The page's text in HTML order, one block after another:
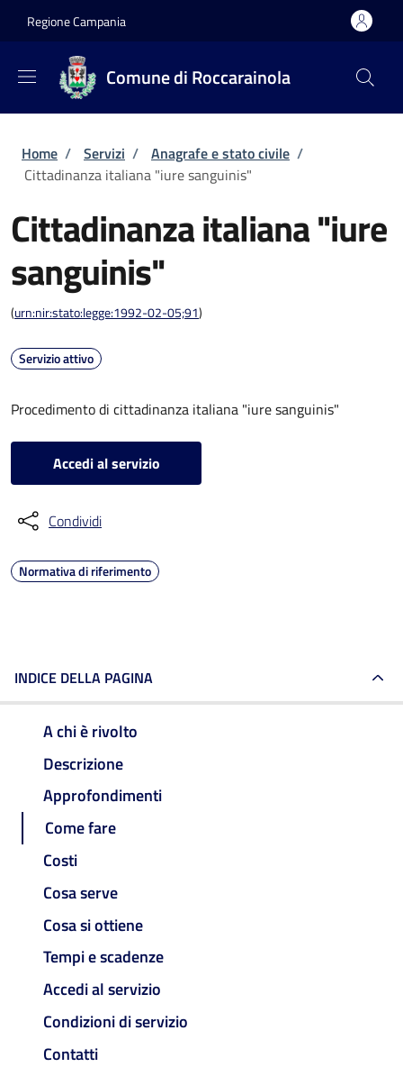
Regione Campania
Comune di Roccarainola
Briciole di pane
Home / Servizi / Anagrafe e stato civile /
Cittadinanza italiana "iure sanguinis"
Cittadinanza italiana "iure
sanguinis"
(urn:nir:stato:legge:1992-02-05;91)
Servizio attivo
Procedimento di cittadinanza italiana "iure sanguinis"
Accedi al servizio
Condividi
Normativa di riferimento
INDICE DELLA PAGINA
A chi è rivolto
Descrizione
Approfondimenti
Come fare
Costi
Cosa serve
Cosa si ottiene
Tempi e scadenze
Accedi al servizio
Condizioni di servizio
Contatti